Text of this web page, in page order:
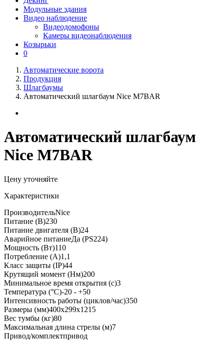
Модульные здания
Видео наблюдение
Видеодомофоны
Камеры видеонаблюдения
Козырьки
0
Автоматические ворота
Продукция
Шлагбаумы
Автоматический шлагбаум Nice M7BAR
Автоматический шлагбаум
Nice M7BAR
Цену уточняйте
Характеристики
ПроизводительNice
Питание (В)230
Питание двигателя (В)24
Аварийное питаниеДа (PS224)
Мощность (Вт)110
Потребление (А)1,1
Класс защиты (IP)44
Крутящий момент (Нм)200
Минимальное время открытия (с)3
Температура (°C)-20 - +50
Интенсивность работы (циклов/час)350
Размеры (мм)400x299x1215
Вес тумбы (кг)80
Максимальная длина стрелы (м)7
Привод/комплектпривод